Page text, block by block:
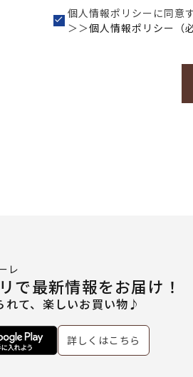
個人情報ポリシーに同意
＞＞個人情報ポリシー（
レ
で最新情報をお届け！
れて、楽しいお買い物♪
詳しくはこちら